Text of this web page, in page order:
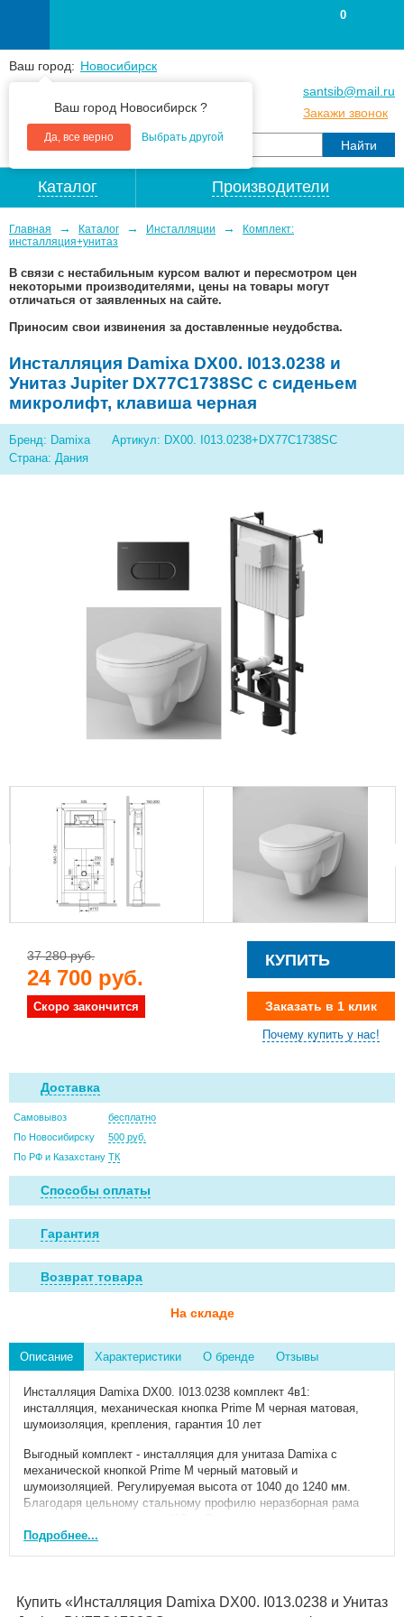
Ваш город: Новосибирск
Ваш город Новосибирск ?
Да, все верно Выбрать другой
+7(383) 213 79 30
santsib@mail.ru
Закажи звонок
0
Каталог Производители
Главная → Каталог → Инсталляции →
Комплект:
инсталляция+унитаз
В связи с нестабильным курсом валют и пересмотром цен
некоторыми производителями, цены на товары могут
отличаться от заявленных на сайте.
Приносим свои извинения за доставленные неудобства.
Инсталляция Damixa DX00. I013.0238 и
Унитаз Jupiter DX77C1738SC с сиденьем
микролифт, клавиша черная
Бренд: Damixa
Артикул: DX00. I013.0238+DX77C1738SC
Страна: Дания
37 280 руб.
24 700 руб.
Скоро закончится
КУПИТЬ
Заказать в 1 клик
Почему купить у нас!
Доставка
Самовывоз
бесплатно
По Новосибирску
500 руб.
По РФ и Казахстану ТК
Способы оплаты
Гарантия
Возврат товара
На складе
Описание Характеристики О бренде Отзывы
Инсталляция Damixa DX00. I013.0238 комплект 4в1:
инсталляция, механическая кнопка Prime M черная матовая,
шумоизоляция, крепления, гарантия 10 лет
Выгодный комплект - инсталляция для унитаза Damixa с
механической кнопкой Prime M черный матовый и
шумоизоляцией. Регулируемая высота от 1040 до 1240 мм.
Благодаря цельному стальному профилю неразборная рама
изолированный бачок с двухрежимной смывной арматурой.
между унитазом и стеной - звукоизоляция. - механическая
Подробнее...
Купить «Инсталляция Damixa DX00. I013.0238 и Унитаз